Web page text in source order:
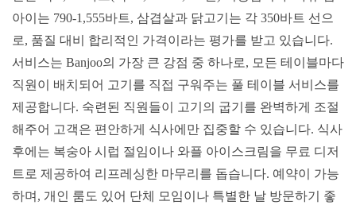
아이는 790-1,555바트, 삼겹살과 닭고기는 각 350바트 선으
로, 품질 대비 합리적인 가격이라는 평가를 받고 있습니다.
서비스는 Banjoo의 가장 큰 강점 중 하나로, 모든 테이블마다
직원이 배치되어 고기를 직접 구워주는 풀 테이블 서비스를
제공합니다. 숙련된 직원들이 고기의 굽기를 완벽하게 조절
해주어 고객은 편안하게 식사에만 집중할 수 있습니다. 식사
후에는 복숭아 시럽 절임이나 와플 아이스크림을 무료 디저
트로 제공하여 리프레싱한 마무리를 돕습니다. 예약이 가능
하며, 개인 룸도 있어 단체 모임이나 특별한 날 방문하기 좋